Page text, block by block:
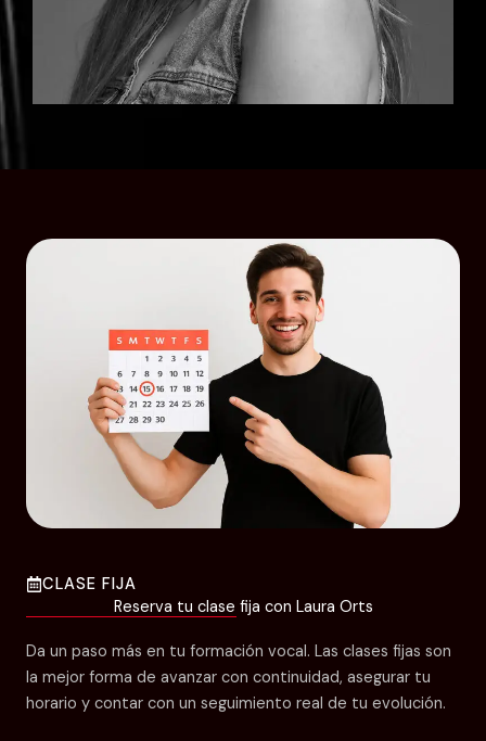
CLASE FIJA
Reserva tu clase fija con Laura Orts
Da un paso más en tu formación vocal. Las clases fijas son
la mejor forma de avanzar con continuidad, asegurar tu
horario y contar con un seguimiento real de tu evolución.